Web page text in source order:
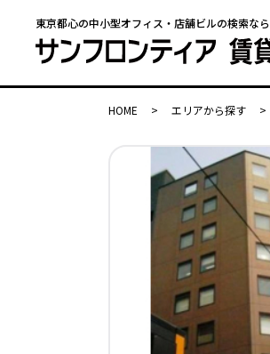
東京都心の中小型オフィス・店舗ビルの検索なら
HOME > エリアから探す >